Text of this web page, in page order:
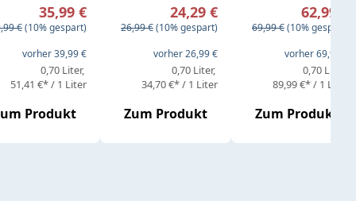
35,99 €
Preis:
€(10% gespart)
vorher 39,99 €
0,70 Liter
51,41 €* / 1 Liter
Produkt
Verkaufspreis:
24,29 €
Regulärer Preis:
26,99 €(10% gespart)
vorher 26,99 €
0,70 Liter
34,70 €* / 1 Liter
Zum Produkt
Verkaufspreis:
62,99 €
Regulärer Preis:
69,99 €(10% gespart)
vorher 69,99 €
0,70 Liter
89,99 €* / 1 Liter
Zum Produkt